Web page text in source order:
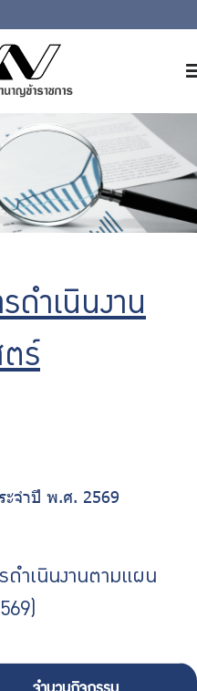
ดำเนินงาน
ร์
ะจําปี พ.ศ. 2569
ดำเนินงานตามแผน